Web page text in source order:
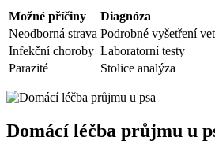
Možné příčiny
Diagnóza
Neodborná strava Podrobné vyšetření
Infekční choroby Laboratorní testy
Parazité
Stolice analýza
Domácí léčba průjmu u